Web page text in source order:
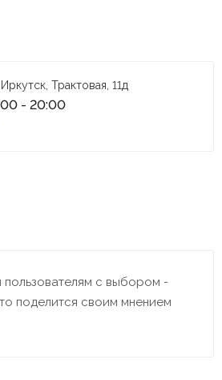
Трактовая, 11д
- 20:00
пользователям с выбором -
поделится своим мнением